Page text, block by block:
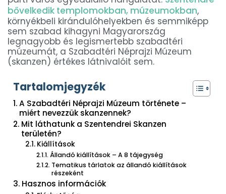
bővelkedik templomokban, múzeumokban,
környékbeli kirándulóhelyekben és semmiképp
sem szabad kihagyni Magyarország
legnagyobb és legismertebb szabadtéri
múzeumát, a Szabadtéri Néprajzi Múzeum
(skanzen) értékes látnivalóit sem.
Tartalomjegyzék
A Szabadtéri Néprajzi Múzeum története –
miért nevezzük skanzennek?
Mit láthatunk a Szentendrei Skanzen
területén?
Kiállítások
Állandó kiállítások – A 8 tájegység
Tematikus tárlatok az állandó kiállítások
részeként
Hasznos információk